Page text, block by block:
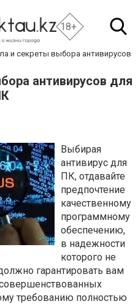
18+
и секреты выбора антивирусов
антивирусов для
Выбирая
антивирус для
ПК, отдавайте
предпочтение
качественному
программному
обеспечению,
в надежности
которого не
гарантировать вам
требованию полностью